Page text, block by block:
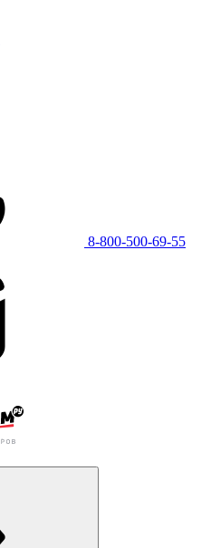
8-800-500-69-55